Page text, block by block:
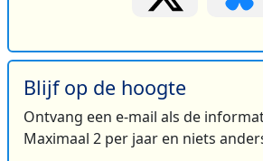
Blijf op de hoogte
Ontvang een e-mail als de
Maximaal 2 per jaar en niets